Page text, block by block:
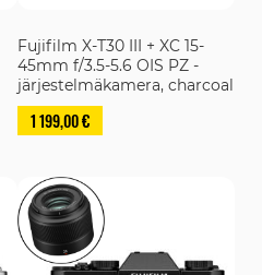
Fujifilm X-T30 III + XC 15-
45mm f/3.5-5.6 OIS PZ -
järjestelmäkamera, charcoal
1 199,00 €